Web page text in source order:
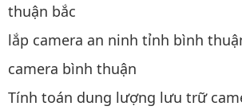
thuận bắc
lắp camera an ninh tỉnh bình
camera bình thuận
Tính toán dung lượng lưu trữ